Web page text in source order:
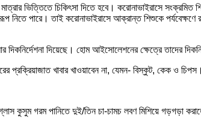
ভিত্তিতে চিকিৎসা দিতে হবে। করোনাভাইরাসে
পারে। তাই করোনাভাইরাসে আক্রান্ত শিশুকে পর্যবেক্ষণে
দিয়েছে। হোম আইসোলেশনের ক্ষেত্রে তাদের
প্রক্রিয়াজাত খাবার খাওয়াবেন না, যেমন- বিস্কুট, কেক ও
কুসুম গরম পানিতে দুই/তিন চা-চামচ লবণ মিশিয়ে গড়গড়া